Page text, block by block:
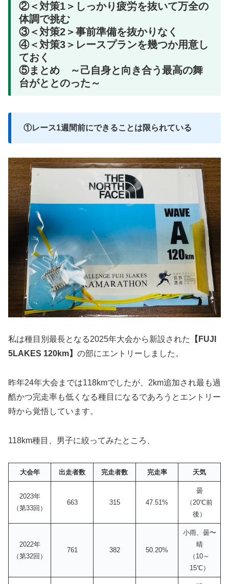
②＜対策1＞しっかり疲労を抜いて万全の
体調で挑む
③＜対策2＞事前準備を抜かりなく
④＜対策3＞レースプランを幾つか用意し
ておく
⑤まとめ ～己自身と向き合う最高の舞
台がととのった～
①レース1週間前にできることは限られている
私は種目別最長となる2025年大会から新設された
【FUJI
5LAKES 120km】 の部にエントリーしました。
昨年24年大会までは118kmでしたが、2km追加され最も過
酷かつ完走率も低くなる種目になるであろうとエントリー
時から覚悟しています。
118km種目、男子に絞ってみたところ、
大会年 出走者数 完走者数 完走率 天気
2023年
（第33回）
663 315 47.51%
曇
（20℃前
後）
2022年
（第32回）
761 382 50.20%
小雨、曇〜
晴
（10～
15℃）